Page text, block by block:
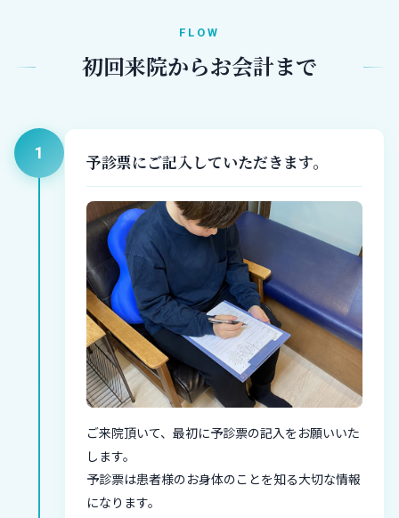
FLOW
初回来院からお会計まで
1
予診票にご記入していただきます。
ご来院頂いて、最初に予診票の記入をお願いいた
します。
予診票は患者様のお身体のことを知る大切な情報
になります。